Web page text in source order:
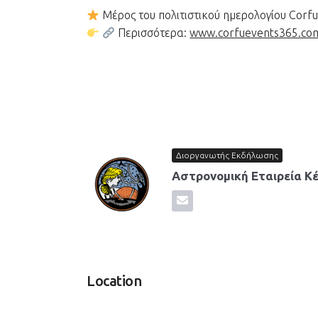
Μέρος του πολιτιστικού ημερολογίου
Περισσότερα:
Διοργανωτής Εκδήλωσης
Αστρονομική Εταιρεία
Location